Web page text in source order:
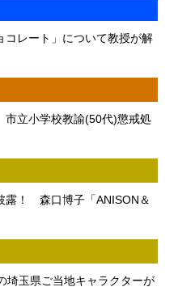
コレート」について教授が解
立小学校教諭(50代)懲戒処
露！ 森口博子「ANISON＆
玉県ご当地キャラクターが